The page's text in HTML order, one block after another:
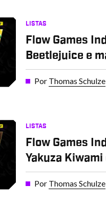
LISTAS
Flow Games
Beetlejuice e
Por Thomas Schulze
LISTAS
Flow Games
Yakuza Kiwami
Por Thomas Schulze